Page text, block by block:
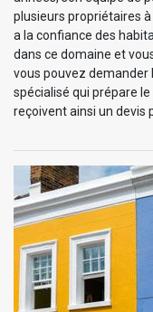
plusieurs propriétaires
a la confiance des
dans ce domaine et
vous pouvez demander
spécialisé qui prépare
reçoivent ainsi un devis